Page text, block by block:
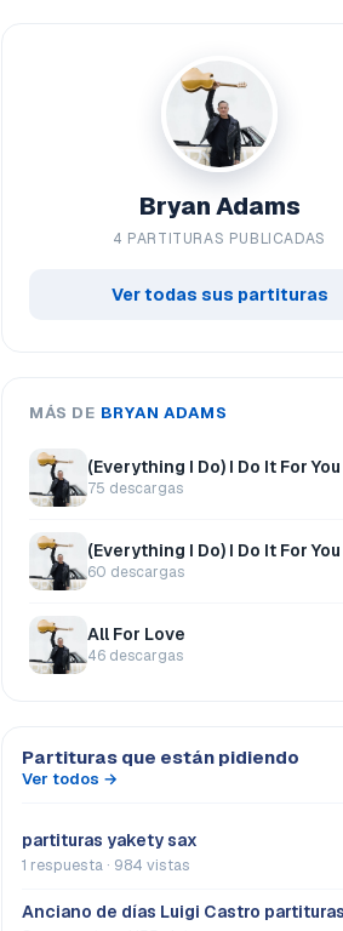
Bryan Adams
4 PARTITURAS PUBLICADAS
Ver todas sus partituras
MÁS DE BRYAN ADAMS
(Everything I Do) I Do It For
75 descargas
60 descargas
All For Love
46 descargas
Partituras que están pidiendo
Ver todos →
partituras yakety sax
1 respuesta · 984 vistas
Anciano de días Luigi Castro